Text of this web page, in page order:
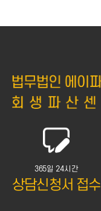
365일 24시간
상담신청서 접수